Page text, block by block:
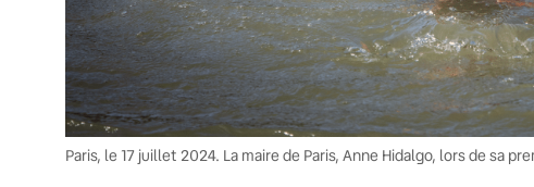
Paris, le 17 juillet 2024. La maire de Paris, Anne Hidalgo, lors de sa